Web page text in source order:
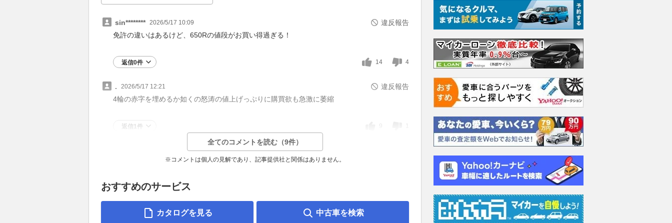
sin******** 2026/5/17 10:09
違反報告
免許の違いはあるけど、650Rの値段がお買い得過ぎる！
返信0件 14 4
. 2026/5/17 12:21
違反報告
4輪の赤字を埋めるか如くの怒涛の値上げっぷりに購買欲も急激に萎縮
返信1件
全てのコメントを読む（9件）
※コメントは個人の見解であり、記事提供社と関係はありません。
おすすめのサービス
カタログを見る 中古車を検索